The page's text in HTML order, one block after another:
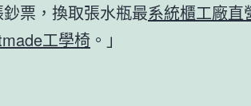
票，換取張水瓶最系統櫃工廠直
工學椅 。」